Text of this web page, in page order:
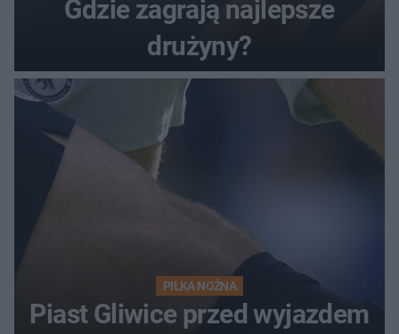
Gdzie zagrają najlepsze
drużyny?
PIŁKA NOŻNA
Piast Gliwice przed wyjazdem